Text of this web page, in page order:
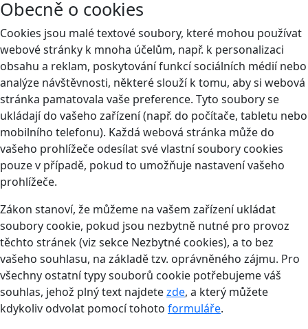
Obecně o cookies
Cookies jsou malé textové soubory, které mohou používat
webové stránky k mnoha účelům, např. k personalizaci
obsahu a reklam, poskytování funkcí sociálních médií nebo
analýze návštěvnosti, některé slouží k tomu, aby si webová
stránka pamatovala vaše preference. Tyto soubory se
ukládají do vašeho zařízení (např. do počítače, tabletu nebo
mobilního telefonu). Každá webová stránka může do
vašeho prohlížeče odesílat své vlastní soubory cookies
pouze v případě, pokud to umožňuje nastavení vašeho
prohlížeče.
Zákon stanoví, že můžeme na vašem zařízení ukládat
soubory cookie, pokud jsou nezbytně nutné pro provoz
těchto stránek (viz sekce Nezbytné cookies), a to bez
vašeho souhlasu, na základě tzv. oprávněného zájmu. Pro
všechny ostatní typy souborů cookie potřebujeme váš
souhlas, jehož plný text najdetezde, a který můžete
kdykoliv odvolat pomocí tohoto formuláře.